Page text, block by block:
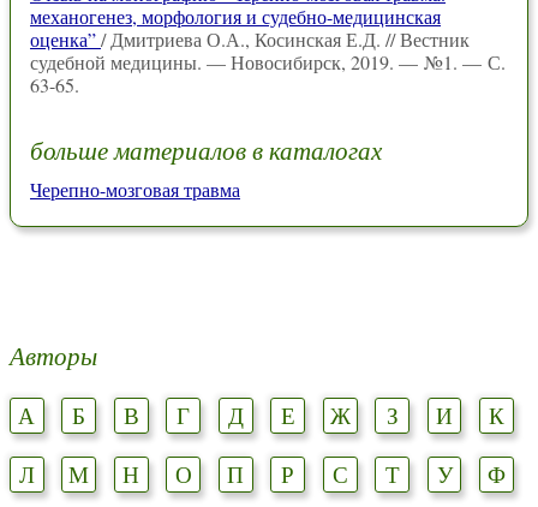
механогенез, морфология и судебно-медицинская
оценка”/ Дмитриева О.А., Косинская Е.Д. // Вестник
судебной медицины. — Новосибирск, 2019. — №1. — С.
63-65.
больше материалов в каталогах
Черепно-мозговая травма
Авторы
А Б В Г Д Е Ж З И
К
Л
М Н О П Р С Т У
Ф